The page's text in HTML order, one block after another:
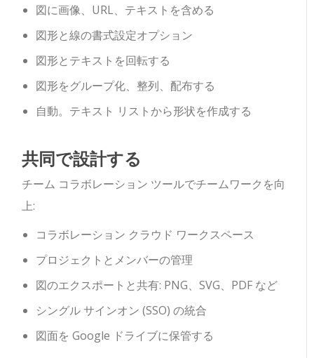
図に画像、URL、テキストを含める
図形と線の書式設定オプション
図形とテキストを回転する
図形をグループ化、整列、配布する
自動。テキスト リストから形状を作成する
共同で設計する
チーム コラボレーション ツールでチームワークを向
上:
コラボレーション クラウド ワークスペース
プロジェクトとメンバーの管理
図のエクスポートと共有: PNG、SVG、PDF など
シングル サインオン (SSO) の統合
図面を Google ドライブに保管する